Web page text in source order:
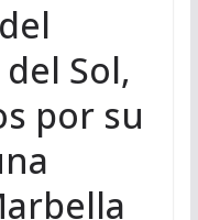
Sol,
por su